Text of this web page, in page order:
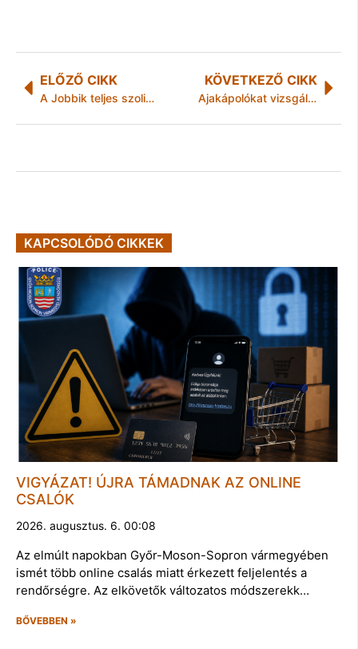
ELŐZŐ CIKK
A Jobbik teljes szolidaritásáról biztosítja a MÁV dolgozóit
KÖVETKEZŐ CIKK
Ajakápolókat vizsgált az NFH
KAPCSOLÓDÓ CIKKEK
VIGYÁZAT! ÚJRA TÁMADNAK AZ ONLINE
CSALÓK
2026. augusztus. 6. 00:08
Az elmúlt napokban Győr-Moson-Sopron vármegyében
ismét több online csalás miatt érkezett feljelentés a
rendőrségre. Az elkövetők változatos módszerekk…
BŐVEBBEN »